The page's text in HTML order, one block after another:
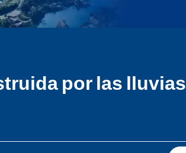
por las lluvias